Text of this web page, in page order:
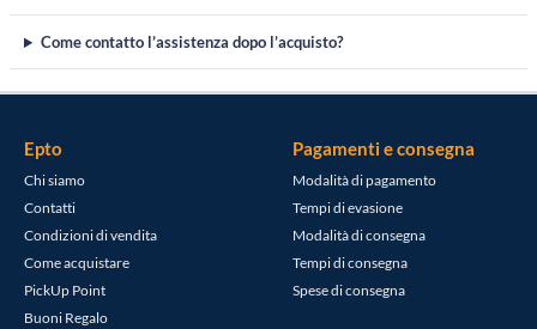
Come contatto l’assistenza dopo l’acquisto?
Epto
Chi siamo
Contatti
Condizioni di vendita
Come acquistare
PickUp Point
Buoni Regalo
Pagamenti e consegna
Modalità di pagamento
Tempi di evasione
Modalità di consegna
Tempi di consegna
Spese di consegna